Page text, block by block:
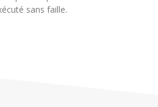
sans faille.